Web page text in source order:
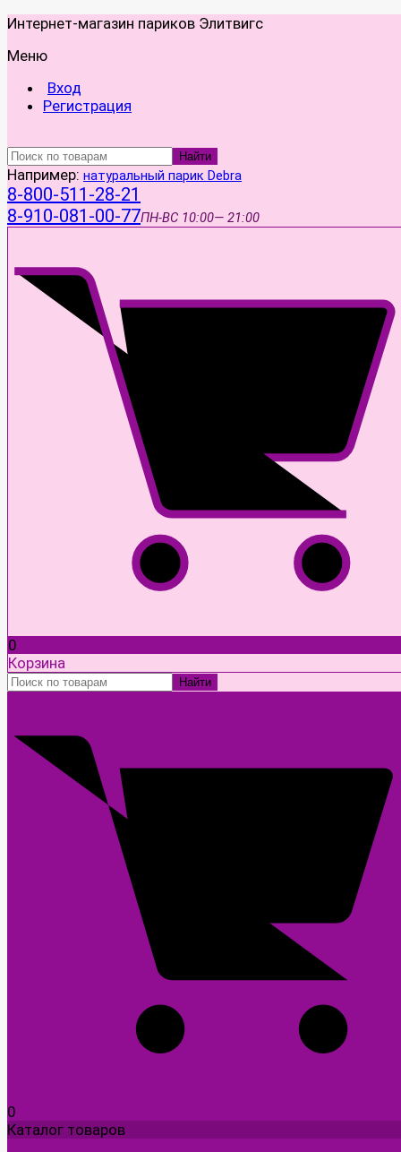
Интернет-магазин париков Элитвигс
Меню
Вход
Регистрация
Найти
Например: натуральный парик Debra
8-800-511-28-21
8-910-081-00-77ПН-ВС 10:00— 21:00
0
Корзина
Найти
0
Каталог товаров